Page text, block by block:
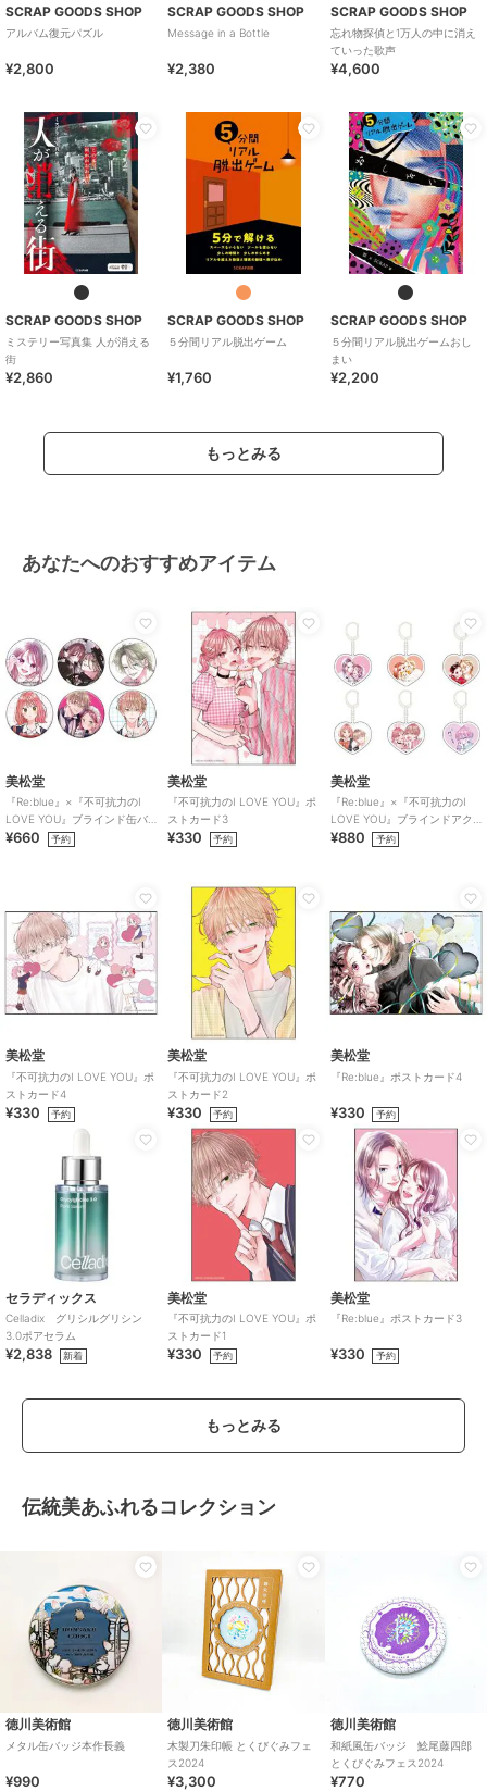
SCRAP GOODS SHOP
アルバム復元パズル
¥2,800
SCRAP GOODS SHOP
Message in a Bottle
¥2,380
SCRAP GOODS SHOP
忘れ物探偵と1万人の中に消え
ていった歌声
¥4,600
SCRAP GOODS SHOP
ミステリー写真集 人が消える
街
¥2,860
SCRAP GOODS SHOP
５分間リアル脱出ゲーム
¥1,760
SCRAP GOODS SHOP
５分間リアル脱出ゲームおし
まい
¥2,200
もっとみる
あなたへのおすすめアイテム
美松堂
『Re:blue』×『不可抗力のI
LOVE YOU』ブラインド缶バ
ッジ（全6種）
¥660 予約
美松堂
『不可抗力のI LOVE YOU』ポ
ストカード3
¥330 予約
美松堂
『Re:blue』×『不可抗力のI
LOVE YOU』ブラインドアク
リルキーホルダー（全6種）
¥880 予約
美松堂
『不可抗力のI LOVE YOU』ポ
ストカード4
¥330 予約
美松堂
『不可抗力のI LOVE YOU』ポ
ストカード2
¥330 予約
美松堂
『Re:blue』ポストカード4
¥330 予約
セラディックス
Celladix グリシルグリシン
3.0ポアセラム
¥2,838 新着
美松堂
『不可抗力のI LOVE YOU』ポ
ストカード1
¥330 予約
美松堂
『Re:blue』ポストカード3
¥330 予約
もっとみる
伝統美あふれるコレクション
徳川美術館
メタル缶バッジ本作長義
¥990
徳川美術館
木製刀朱印帳 とくびぐみフェ
ス2024
¥3,300
徳川美術館
和紙風缶バッジ 鯰尾藤四郎
とくびぐみフェス2024
¥770